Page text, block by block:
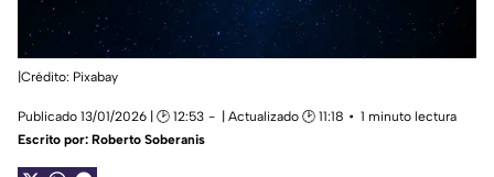
|Crédito: Pixabay
Publicado 13/01/2026 | 🕑 12:53 | Actualizado 🕑 11:18
1 minuto lectura
Escrito por: Roberto Soberanis